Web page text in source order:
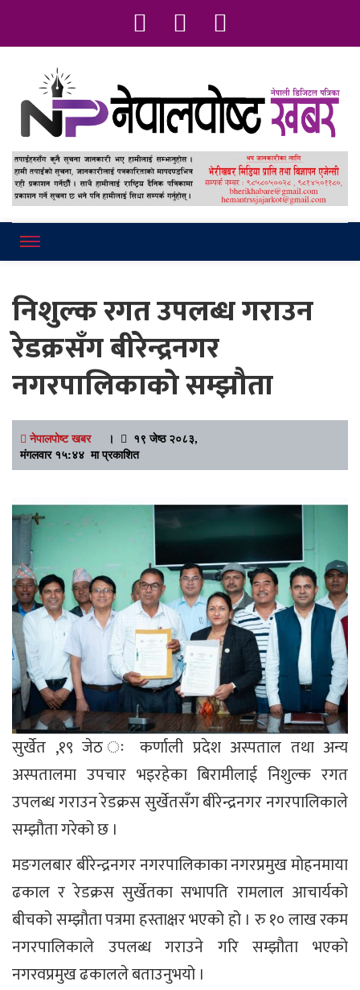
निशुल्क रगत उपलब्ध गराउन
रेडक्रसँग बीरेन्द्रनगर
नगरपालिकाको सम्झौता
नेपालपोष्ट खबर।
१९ जेष्ठ २०८३,
मंगलवार १५:४४ मा प्रकाशित
सुर्खेत ,१९ जेठ ः कर्णाली प्रदेश अस्पताल तथा अन्य
अस्पतालमा उपचार भइरहेका बिरामीलाई निशुल्क रगत
उपलब्ध गराउन रेडक्रस सुर्खेतसँग बीरेन्द्रनगर नगरपालिकाले
सम्झौता गरेको छ ।
मङगलबार बीरेन्द्रनगर नगरपालिकाका नगरप्रमुख मोहनमाया
ढकाल र रेडक्रस सुर्खेतका सभापति रामलाल आचार्यको
बीचको सम्झौता पत्रमा हस्ताक्षर भएको हो । रु १० लाख रकम
नगरपालिकाले उपलब्ध गराउने गरि सम्झौता भएको
नगरवप्रमुख ढकालले बताउनुभयो ।